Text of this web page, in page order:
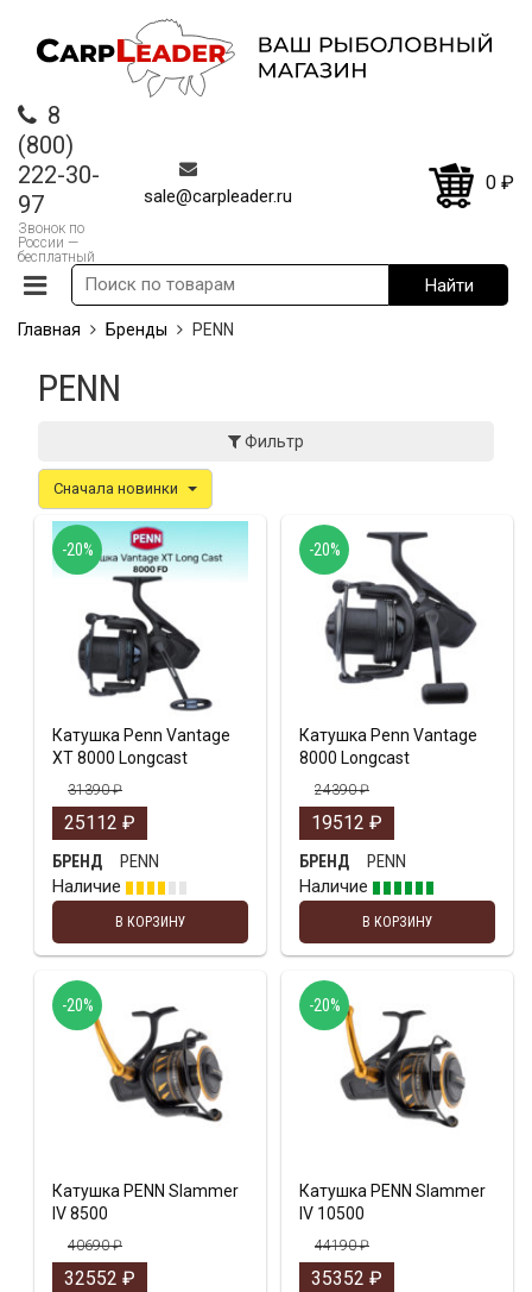
8
(800)
222-30-
97
Звонок по
России —
бесплатный
sale@carpleader.ru
0 ₽
Главная Бренды PENN
PENN
Фильтр
Сначала новинки
Катушка Penn Vantage
XT 8000 Longcast
31390₽
25112 ₽
БРЕНД
PENN
Наличие
В КОРЗИНУ
-20%
Катушка Penn Vantage
8000 Longcast
24390₽
19512 ₽
БРЕНД
PENN
Наличие
В КОРЗИНУ
-20%
Катушка PENN Slammer
IV 8500
40690₽
32552 ₽
-20%
Катушка PENN Slammer
IV 10500
44190₽
35352 ₽
-20%